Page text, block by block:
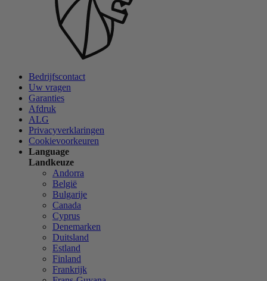
Bedrijfscontact
Uw vragen
Garanties
Afdruk
ALG
Privacyverklaringen
Cookievoorkeuren
Language
Landkeuze
Andorra
België
Bulgarije
Canada
Cyprus
Denemarken
Duitsland
Estland
Finland
Frankrijk